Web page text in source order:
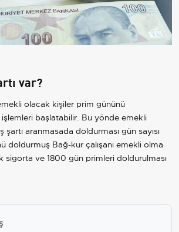
var?
olacak kişiler prim gününü
başlatabilir. Bu yönde emekli
aranmasada doldurması gün sayısı
doldurmuş Bağ-kur çalışanı emekli olma
sigorta ve 1800 gün primleri doldurulması